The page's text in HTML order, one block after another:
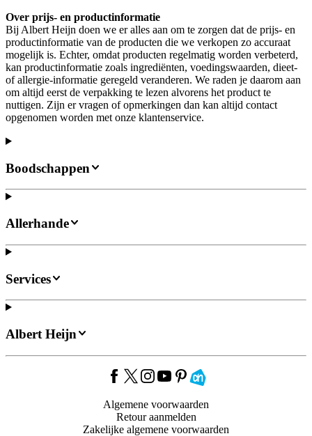
Over prijs- en productinformatie
Bij Albert Heijn doen we er alles aan om te zorgen dat de prijs- en
productinformatie van de producten die we verkopen zo accuraat
mogelijk is. Echter, omdat producten regelmatig worden verbeterd,
kan productinformatie zoals ingrediënten, voedingswaarden, dieet-
of allergie-informatie geregeld veranderen. We raden je daarom aan
om altijd eerst de verpakking te lezen alvorens het product te
nuttigen. Zijn er vragen of opmerkingen dan kan altijd contact
opgenomen worden met onze klantenservice.
Boodschappen
Allerhande
Services
Albert Heijn
Algemene voorwaarden
Retour aanmelden
Zakelijke algemene voorwaarden